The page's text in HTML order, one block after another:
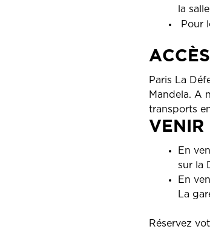
la
Pour
A
Paris La
Mandela. A
transports
VENIR
En
sur la
En
La
Réservez